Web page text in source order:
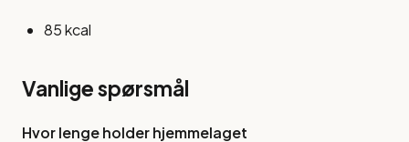
85 kcal
Vanlige spørsmål
Hvor lenge holder hjemmelaget